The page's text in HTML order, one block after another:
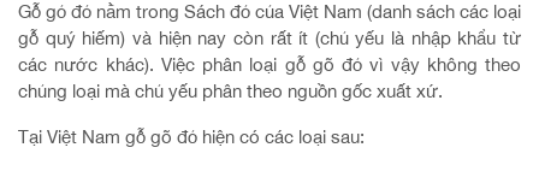
Gỗ gỏ đỏ nằm trong Sách đỏ của Việt Nam (danh sách các loại
gỗ quý hiếm) và hiện nay còn rất ít (chủ yếu là nhập khẩu từ
các nước khác). Việc phân loại gỗ gõ đỏ vì vậy không theo
chủng loại mà chủ yếu phân theo nguồn gốc xuất xứ.
Tại Việt Nam gỗ gõ đỏ hiện có các loại sau: